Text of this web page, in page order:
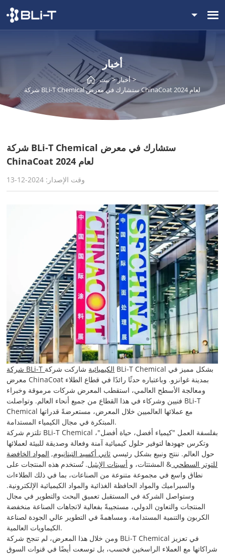
أخبار
بيت
أخبار
شركة BLi-T Chemical ستشارك في معرض ChinaCoat لعام 2024
شركة BLi-T Chemical ستشارك في معرض
ChinaCoat لعام 2024
وقت الإصدار: 2024-12-13
شركة BLi-T الكيميائية شاركت شركة BLi-T Chemical بشكل مميز في
معرض ChinaCoat بمدينة غوانزو. وباعتباره حدثًا رائدًا في قطاع الطلاء
ومعالجة الأسطح العالمي، استقطب المعرض شركات مرموقة وخبراء
فنيين وشركاء في هذا القطاع من جميع أنحاء العالم. وتواصلت BLi-T
Chemical مع عملائها العالميين خلال المعرض، مستعرضةً قدراتها
المبتكرة في مجال الكيمياء المستدامة.
تلتزم شركة BLi-T Chemical بفلسفة العمل "كيمياء أفضل، حياة أفضل"،
وتكرس جهودها لتوفير حلول كيميائية آمنة وفعالة وصديقة للبيئة لعملائها
حول العالم. ننتج ونبيع بشكل رئيسي ثاني أكسيد التيتانيوم, المواد الخافضة
للتوتر السطحي & المشتتات، و أسيتات الإيثيل. تُستخدم هذه المنتجات على
نطاق واسع في مجموعة متنوعة من الصناعات، بما في ذلك الطلاءات
والسيراميك والمواد الحافظة الغذائية والمواد الكيميائية الإلكترونية.
وستواصل الشركة في المستقبل تعميق البحث والتطوير في مجال
المنتجات والتعاون الدولي، مستجيبةً بفعالية لاتجاهات الصناعة منخفضة
الكربون والتنمية المستدامة، ومساهمةً في التطوير عالي الجودة لصناعة
الكيماويات العالمية.
ومن خلال هذا المعرض، لم تنجح شركة BLi-T Chemical في تعزيز
شراكاتها مع العملاء الراسخين فحسب، بل توسعت أيضًا في قنوات السوق